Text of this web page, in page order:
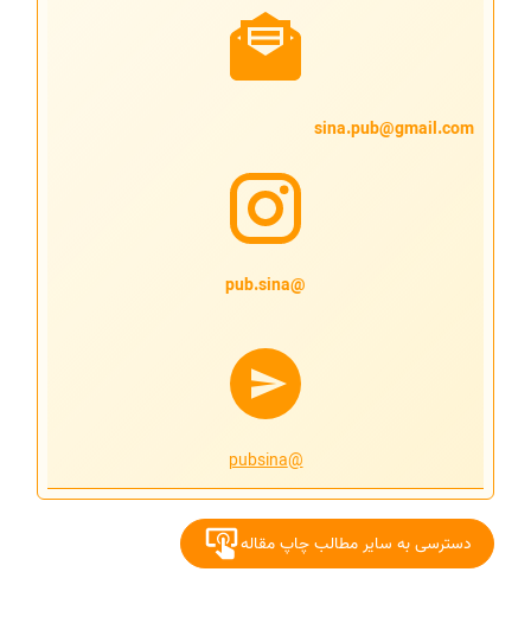
sina.pub@gmail.com
@pub.sina
@pubsina
دسترسی به سایر مطالب چاپ مقاله